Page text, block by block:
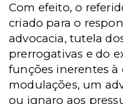
Com efeito, o
criado para o
advocacia, tutela
prerrogativas e do
funções inerentes à
modulações, um
ou ignaro aos